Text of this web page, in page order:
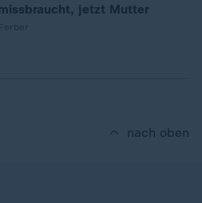
jetzt Mutter
nach oben